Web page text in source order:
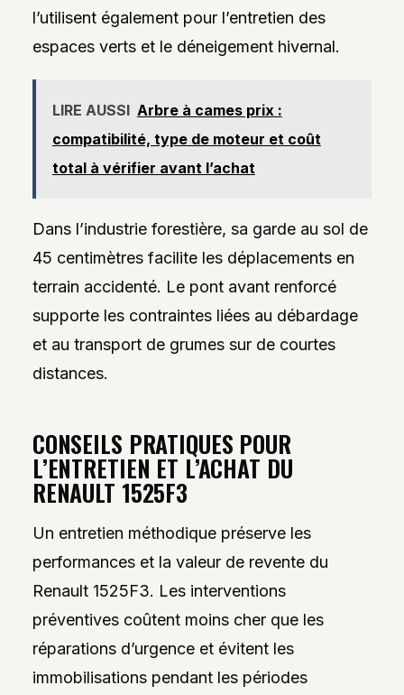
l’utilisent également pour l’entretien des
espaces verts et le déneigement hivernal.
LIRE AUSSI Arbre à cames prix :
compatibilité, type de moteur et coût
total à vérifier avant l’achat
Dans l’industrie forestière, sa garde au sol de
45 centimètres facilite les déplacements en
terrain accidenté. Le pont avant renforcé
supporte les contraintes liées au débardage
et au transport de grumes sur de courtes
distances.
CONSEILS PRATIQUES POUR
L’ENTRETIEN ET L’ACHAT DU
RENAULT 1525F3
Un entretien méthodique préserve les
performances et la valeur de revente du
Renault 1525F3. Les interventions
préventives coûtent moins cher que les
réparations d’urgence et évitent les
immobilisations pendant les périodes